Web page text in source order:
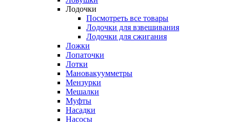
Лодочки
Посмотреть все товары
Лодочки для взвешивания
Лодочки для сжигания
Ложки
Лопаточки
Лотки
Мановакуумметры
Мензурки
Мешалки
Муфты
Насадки
Насосы